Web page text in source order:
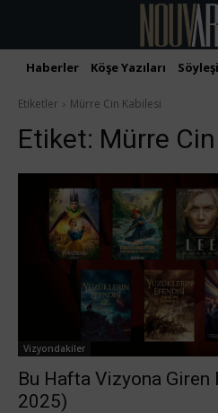
Haberler Köşe Yazıları
Etiketler Mürre Cin Kabilesi
Etiket: Mürre
Vizyondakiler
Bu Hafta Vizyona
2025)